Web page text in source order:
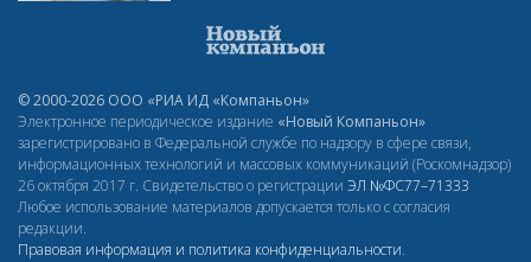
© 2000-2026 ООО «РИА ИД «Компаньон»
Электронное периодическое издание «Новый Компаньон»
зарегистрировано в Федеральной службе по надзору в сфере связи,
информационных технологий и массовых коммуникаций (Роскомнадзор)
26 октября 2017 г. Свидетельство о регистрации ЭЛ №ФС77–71333
Любое использование материалов допускается только с согласия
редакции.
Правовая информация и политика конфиденциальности.